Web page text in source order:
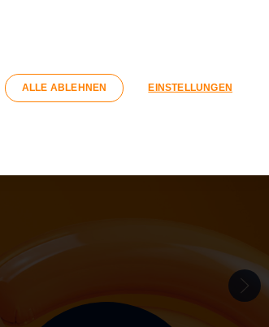
Registrieren
ALLE ABLEHNEN EINSTELLUNGEN